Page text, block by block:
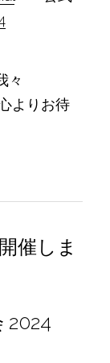
々
よりお待
催しま
2024